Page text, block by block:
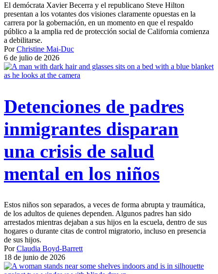
El demócrata Xavier Becerra y el republicano Steve Hilton
presentan a los votantes dos visiones claramente opuestas en la
carrera por la gobernación, en un momento en que el respaldo
público a la amplia red de protección social de California comienza
a debilitarse.
PorChristine Mai-Duc
6 de julio de 2026
Detenciones de padres
inmigrantes disparan
una crisis de salud
mental en los niños
Estos niños son separados, a veces de forma abrupta y traumática,
de los adultos de quienes dependen. Algunos padres han sido
arrestados mientras dejaban a sus hijos en la escuela, dentro de sus
hogares o durante citas de control migratorio, incluso en presencia
de sus hijos.
PorClaudia Boyd-Barrett
18 de junio de 2026